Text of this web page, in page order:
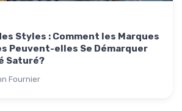
Styles : Comment les Marques
Peuvent-elles Se Démarquer
Saturé?
Fournier